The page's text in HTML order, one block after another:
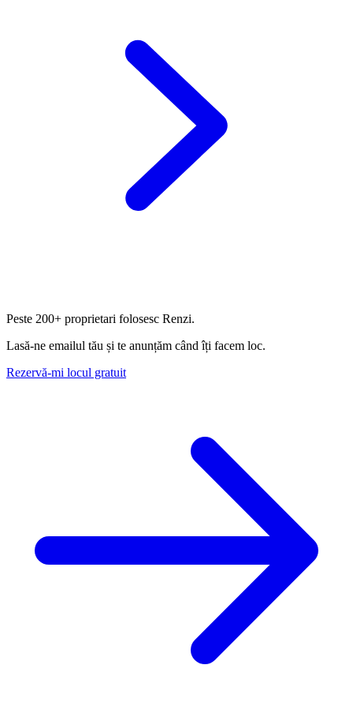
Peste 200+ proprietari folosesc Renzi.
Lasă-ne emailul tău și te anunțăm când îți facem loc.
Rezervă-mi locul gratuit